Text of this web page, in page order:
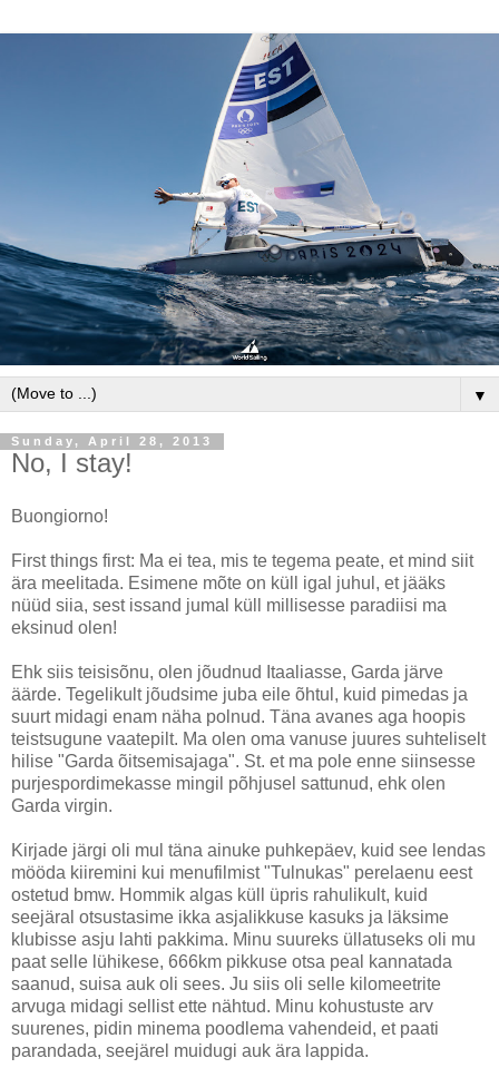
▼
Sunday, April 28, 2013
No, I stay!
Buongiorno!
First things first: Ma ei tea, mis te tegema peate, et mind siit
ära meelitada. Esimene mõte on küll igal juhul, et jääks
nüüd siia, sest issand jumal küll millisesse paradiisi ma
eksinud olen!
Ehk siis teisisõnu, olen jõudnud Itaaliasse, Garda järve
äärde. Tegelikult jõudsime juba eile õhtul, kuid pimedas ja
suurt midagi enam näha polnud. Täna avanes aga hoopis
teistsugune vaatepilt. Ma olen oma vanuse juures suhteliselt
hilise "Garda õitsemisajaga". St. et ma pole enne siinsesse
purjespordimekasse mingil põhjusel sattunud, ehk olen
Garda virgin.
Kirjade järgi oli mul täna ainuke puhkepäev, kuid see lendas
mööda kiiremini kui menufilmist "Tulnukas" perelaenu eest
ostetud bmw. Hommik algas küll üpris rahulikult, kuid
seejäral otsustasime ikka asjalikkuse kasuks ja läksime
klubisse asju lahti pakkima. Minu suureks üllatuseks oli mu
paat selle lühikese, 666km pikkuse otsa peal kannatada
saanud, suisa auk oli sees. Ju siis oli selle kilomeetrite
arvuga midagi sellist ette nähtud. Minu kohustuste arv
suurenes, pidin minema poodlema vahendeid, et paati
parandada, seejärel muidugi auk ära lappida.